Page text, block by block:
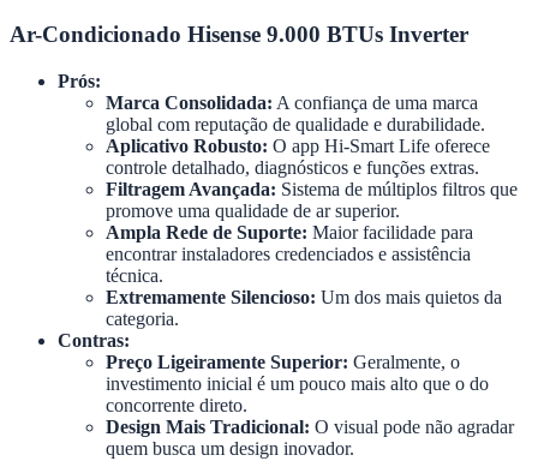
Ar-Condicionado Hisense 9.000 BTUs Inverter
Prós:
Marca Consolidada: A confiança de uma marca
global com reputação de qualidade e durabilidade.
Aplicativo Robusto: O app Hi-Smart Life oferece
controle detalhado, diagnósticos e funções extras.
Filtragem Avançada: Sistema de múltiplos filtros que
promove uma qualidade de ar superior.
Ampla Rede de Suporte: Maior facilidade para
encontrar instaladores credenciados e assistência
técnica.
Extremamente Silencioso: Um dos mais quietos da
categoria.
Contras:
Preço Ligeiramente Superior: Geralmente, o
investimento inicial é um pouco mais alto que o do
concorrente direto.
Design Mais Tradicional: O visual pode não agradar
quem busca um design inovador.